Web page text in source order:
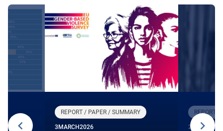
REPORT / PAPER / SUMMARY
3 MARCH2026
REPORT /
27 JANUARY